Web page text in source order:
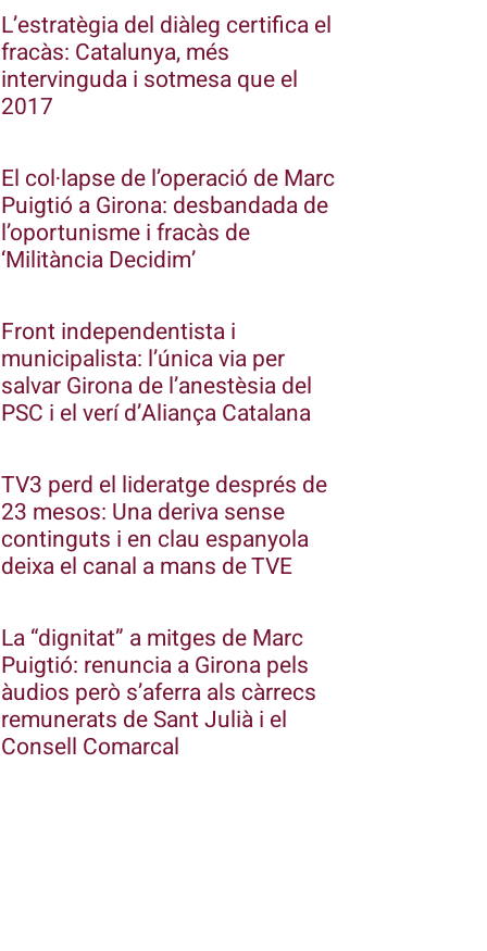
L’estratègia del diàleg certifica el
fracàs: Catalunya, més
intervinguda i sotmesa que el
2017
El col·lapse de l’operació de Marc
Puigtió a Girona: desbandada de
l’oportunisme i fracàs de
‘Militància Decidim’
Front independentista i
municipalista: l’única via per
salvar Girona de l’anestèsia del
PSC i el verí d’Aliança Catalana
TV3 perd el lideratge després de
23 mesos: Una deriva sense
continguts i en clau espanyola
deixa el canal a mans de TVE
La “dignitat” a mitges de Marc
Puigtió: renuncia a Girona pels
àudios però s’aferra als càrrecs
remunerats de Sant Julià i el
Consell Comarcal